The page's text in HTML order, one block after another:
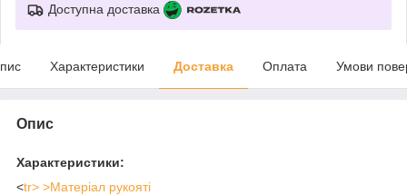
Доступна доставка
Характеристики Доставка Оплата Умови
Опис
Характеристики:
<tr> >Матеріал рукояті